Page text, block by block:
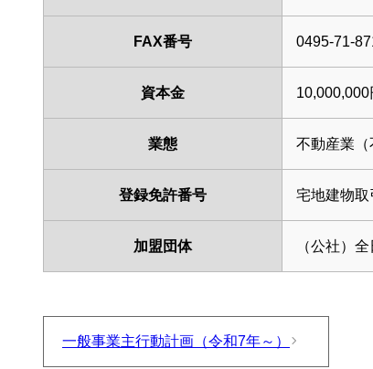
FAX番号 0495-71-
資本金 10,000,000
業態 不動産業（
登録免許番号 宅地建物取
加盟団体 （公社）
一般事業主⾏動計画（令和7年～）